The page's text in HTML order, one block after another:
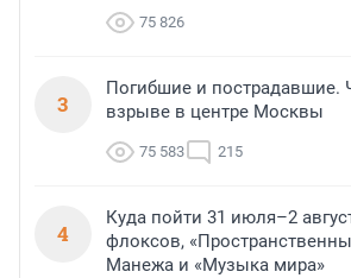
75 826
3
Погибшие и пострадавшие.
взрыве в центре Москвы
75 583 215
4
Куда пойти 31 июля–2
флоксов,
Манежа и «Музыка мира»